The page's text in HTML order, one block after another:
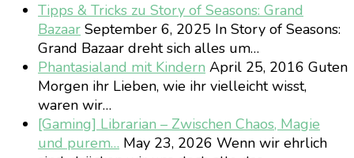
Tipps & Tricks zu Story of Seasons: Grand
Bazaar September 6, 2025 In Story of Seasons:
Grand Bazaar dreht sich alles um…
Phantasialand mit Kindern April 25, 2016 Guten
Morgen ihr Lieben, wie ihr vielleicht wisst,
waren wir…
[Gaming] Librarian – Zwischen Chaos, Magie
und purem… May 23, 2026 Wenn wir ehrlich